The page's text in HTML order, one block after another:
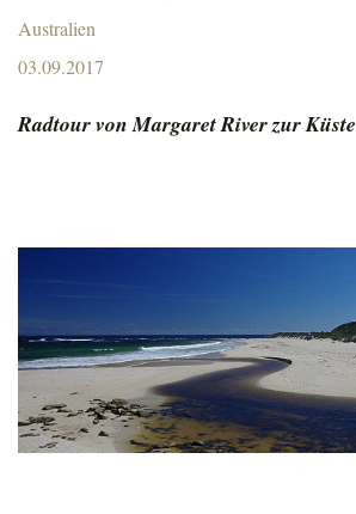
Australien
Posted
03.09.2017
Radtour von Margaret River zur Küste